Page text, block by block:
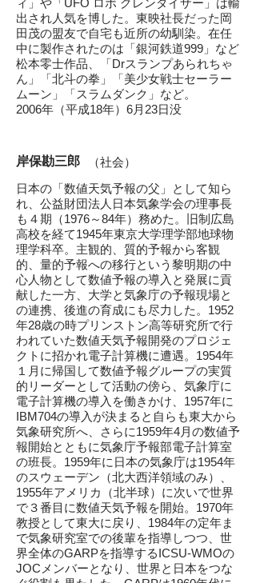
ィ」や「UFO ロボ グレンダイザー」は輸
出され人気を博した。東映社長だった岡
田茂の盟友で自宅も近所の幼馴染。 在任
中に製作されたのは「銀河鉄道999」など
松本零士作品、「Drスランプあられちゃ
ん」「北斗の拳」「美少女戦士セーラー
ムーン」「スラムダンク」など。
​2006年（平成18年）6月23日没
岸保勘三郎
（社会）
日本の「数値天気予報の父」として知ら
れ、公益財団法人日本気象学会の理事長
も４期（1976～84年）務めた。旧制広島
高校を経て1945年東京大学理学部地球物
理学科卒。主観的、質的予報から客観
的、量的予報への移行という黎明期の中
心人物として数値予報の導入と発展に貢
献した一方、大学と気象庁の予報現場と
の連携、後進の育成にも尽力した。1952
年28歳の時プリンストン高等研究所で行
われていた数値天気予報開発のプロジェ
クトに招かれ電子計算機に遭遇。1954年
１月に帰国して数値予報グループの実質
的リーダーとして活動の傍ら、気象庁に
電子計算機の導入を働きかけ、1957年に
IBM704の導入が決まると自らも東大から
気象研究所へ、さらに1959年4月の数値予
報開始とともに気象庁予報部電子計算室
の班長。1959年に日本の気象庁は1954年
のスウェーデン（北大西洋領域のみ）、
1955年アメリカ（北半球）に次いで世界
で３番目に数値天気予報を開始。1970年
教授として東大に戻り、1984年の定年ま
で気象研究室での後輩を指導しつつ、世
界全体のGARPを指導するICSU-WMOの
JOCメンバーとなり、世界と日本をつな